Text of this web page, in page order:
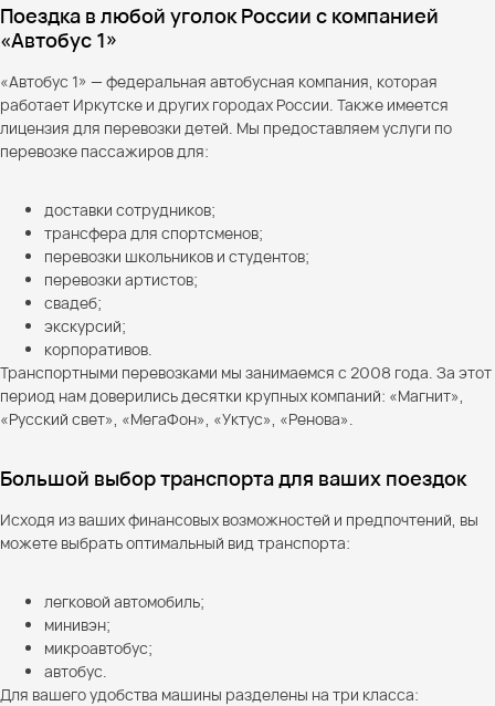
Поездка в любой уголок России с компанией
«Автобус 1»
«Автобус 1» — федеральная автобусная компания, которая
работает Иркутске и других городах России. Также имеется
лицензия для перевозки детей. Мы предоставляем услуги по
перевозке пассажиров для:
доставки сотрудников;
трансфера для спортсменов;
перевозки школьников и студентов;
перевозки артистов;
свадеб;
экскурсий;
корпоративов.
Транспортными перевозками мы занимаемся с 2008 года. За этот
период нам доверились десятки крупных компаний: «Магнит»,
«Русский свет», «МегаФон», «Уктус», «Ренова».
Большой выбор транспорта для ваших поездок
Исходя из ваших финансовых возможностей и предпочтений, вы
можете выбрать оптимальный вид транспорта:
легковой автомобиль;
минивэн;
микроавтобус;
автобус.
Для вашего удобства машины разделены на три класса: